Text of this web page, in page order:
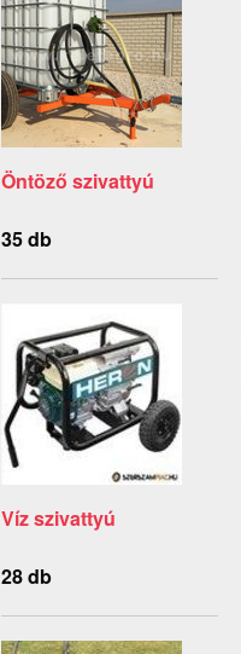
Öntöző szivattyú
35 db
Víz szivattyú
28 db